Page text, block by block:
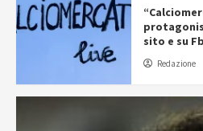
sito e su Fb
Redazione